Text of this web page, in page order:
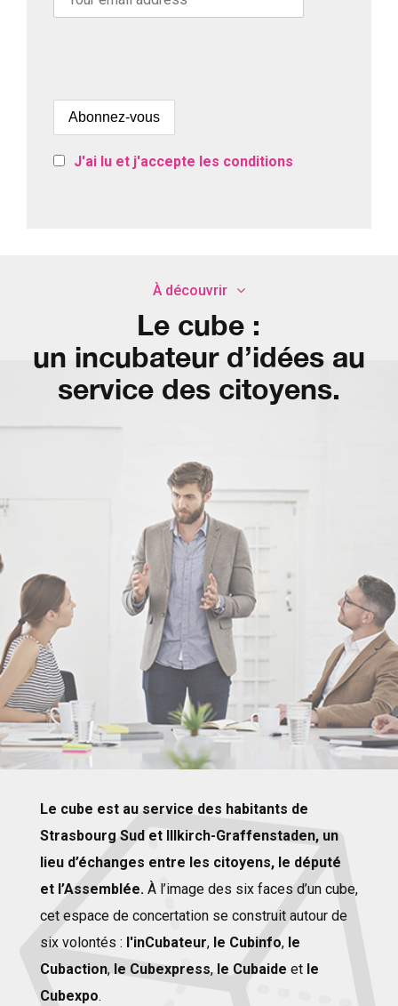
J'ai lu et j'accepte les conditions
À découvrir
Le cube :
un incubateur d’idées au
service des citoyens.
Le cube est au service des habitants de
Strasbourg Sud et Illkirch-Graffenstaden, un
lieu d’échanges entre les citoyens, le député
et l’Assemblée.À l’image des six faces d’un cube,
cet espace de concertation se construit autour de
six volontés : l'inCubateur, le Cubinfo, le
Cubaction, le Cubexpress, le Cubaide et le
Cubexpo.